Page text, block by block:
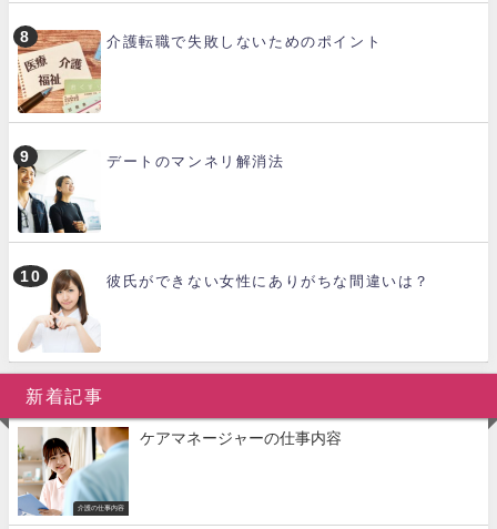
介護転職で失敗しないためのポイント
デートのマンネリ解消法
彼氏ができない女性にありがちな間違いは？
新着記事
介護の仕事内容
ケアマネージャーの仕事内容